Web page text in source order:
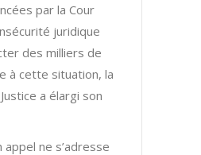
par la Cour
juridique
des milliers de
à cette situation, la
a élargi son
appel ne s’adresse